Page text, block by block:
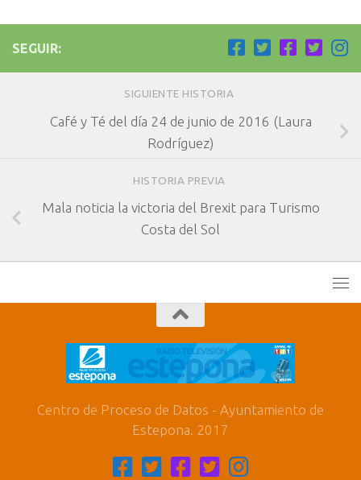
SEGUIR:
SIGUIENTE HISTORIA
Café y Té del día 24 de junio de 2016 (Laura
Rodríguez)
HISTORIA PREVIA
Mala noticia la victoria del Brexit para Turismo
Costa del Sol
Centro de Proceso de Datos - Ayuntamiento de
Estepona. 2017